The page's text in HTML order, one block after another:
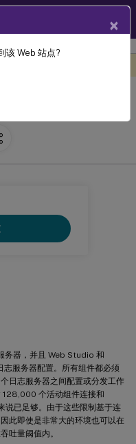
务器，并且 Web Studio 和
服务器配置。所有组件都必须
日志服务器之间配置或分发工作
128,000 个活动组件连接和
说已足够。由于这些限制基于连
此即使是非常大的环境也可以在
吐量阈值内。
×
该 Web 站点?